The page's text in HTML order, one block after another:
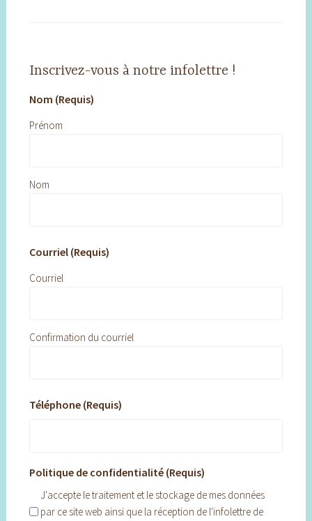
Inscrivez-vous à notre infolettre !
Nom (Requis)
Prénom
Nom
Courriel (Requis)
Courriel
Confirmation du courriel
Téléphone (Requis)
Politique de confidentialité (Requis)
J'accepte le traitement et le stockage de mes données
par ce site web ainsi que la réception de l'infolettre de